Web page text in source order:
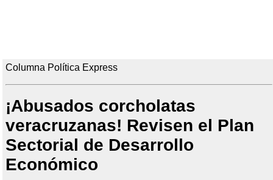
Columna Política Express
¡Abusados corcholatas
veracruzanas! Revisen el Plan
Sectorial de Desarrollo
Económico